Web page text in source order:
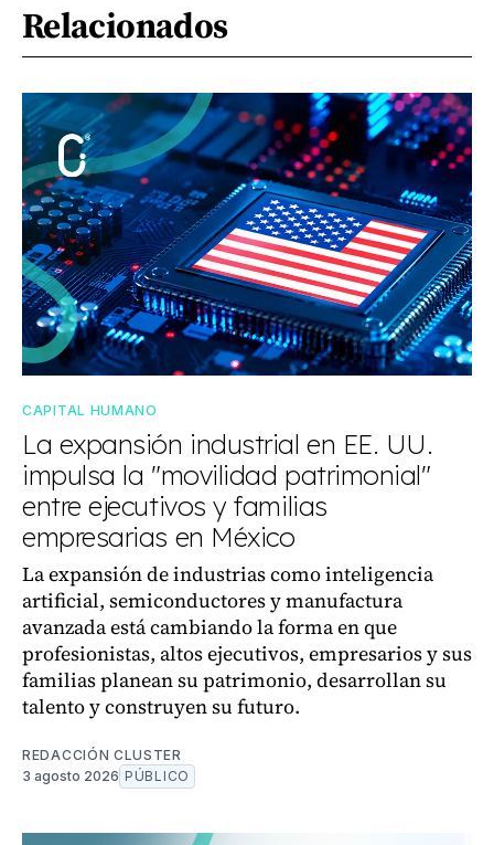
Relacionados
CAPITAL HUMANO
La expansión industrial en EE. UU.
impulsa la "movilidad patrimonial"
entre ejecutivos y familias
empresarias en México
La expansión de industrias como inteligencia
artificial, semiconductores y manufactura
avanzada está cambiando la forma en que
profesionistas, altos ejecutivos, empresarios y sus
familias planean su patrimonio, desarrollan su
talento y construyen su futuro.
REDACCIÓN CLUSTER
3 agosto 2026 PÚBLICO